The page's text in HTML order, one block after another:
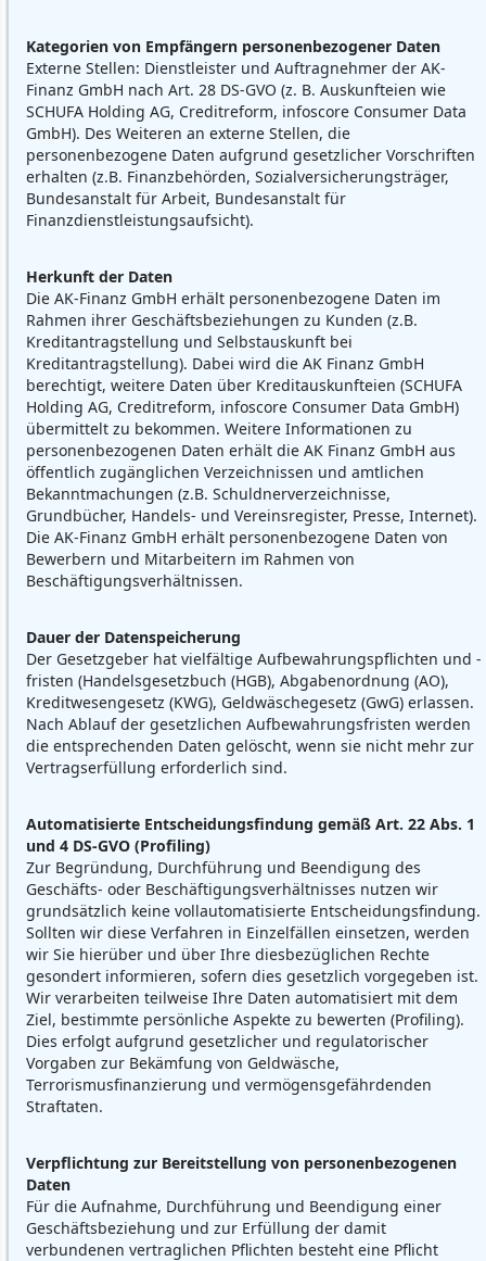
Kategorien von Empfängern personenbezogener Daten
Externe Stellen: Dienstleister und Auftragnehmer der AK-
Finanz GmbH nach Art. 28 DS-GVO (z. B. Auskunfteien wie
SCHUFA Holding AG, Creditreform, infoscore Consumer Data
GmbH). Des Weiteren an externe Stellen, die
personenbezogene Daten aufgrund gesetzlicher Vorschriften
erhalten (z.B. Finanzbehörden, Sozialversicherungsträger,
Bundesanstalt für Arbeit, Bundesanstalt für
Finanzdienstleistungsaufsicht).
Herkunft der Daten
Die AK-Finanz GmbH erhält personenbezogene Daten im
Rahmen ihrer Geschäftsbeziehungen zu Kunden (z.B.
Kreditantragstellung und Selbstauskunft bei
Kreditantragstellung). Dabei wird die AK Finanz GmbH
berechtigt, weitere Daten über Kreditauskunfteien (SCHUFA
Holding AG, Creditreform, infoscore Consumer Data GmbH)
übermittelt zu bekommen. Weitere Informationen zu
personenbezogenen Daten erhält die AK Finanz GmbH aus
öffentlich zugänglichen Verzeichnissen und amtlichen
Bekanntmachungen (z.B. Schuldnerverzeichnisse,
Grundbücher, Handels- und Vereinsregister, Presse, Internet).
Die AK-Finanz GmbH erhält personenbezogene Daten von
Bewerbern und Mitarbeitern im Rahmen von
Beschäftigungsverhältnissen.
Dauer der Datenspeicherung
Der Gesetzgeber hat vielfältige Aufbewahrungspflichten und -
fristen (Handelsgesetzbuch (HGB), Abgabenordnung (AO),
Kreditwesengesetz (KWG), Geldwäschegesetz (GwG) erlassen.
Nach Ablauf der gesetzlichen Aufbewahrungsfristen werden
die entsprechenden Daten gelöscht, wenn sie nicht mehr zur
Vertragserfüllung erforderlich sind.
Automatisierte Entscheidungsfindung gemäß Art. 22 Abs. 1
und 4 DS-GVO (Profiling)
Zur Begründung, Durchführung und Beendigung des
Geschäfts- oder Beschäftigungsverhältnisses nutzen wir
grundsätzlich keine vollautomatisierte Entscheidungsfindung.
Sollten wir diese Verfahren in Einzelfällen einsetzen, werden
wir Sie hierüber und über Ihre diesbezüglichen Rechte
gesondert informieren, sofern dies gesetzlich vorgegeben ist.
Wir verarbeiten teilweise Ihre Daten automatisiert mit dem
Ziel, bestimmte persönliche Aspekte zu bewerten (Profiling).
Dies erfolgt aufgrund gesetzlicher und regulatorischer
Vorgaben zur Bekämfung von Geldwäsche,
Terrorismusfinanzierung und vermögensgefährdenden
Straftaten.
Verpflichtung zur Bereitstellung von personenbezogenen
Daten
Für die Aufnahme, Durchführung und Beendigung einer
Geschäftsbeziehung und zur Erfüllung der damit
verbundenen vertraglichen Pflichten besteht eine Pflicht